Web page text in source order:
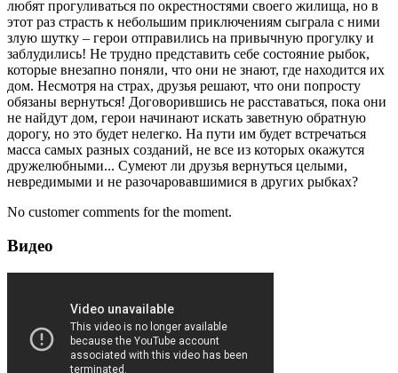
любят прогуливаться по окрестностями своего жилища, но в
этот раз страсть к небольшим приключениям сыграла с ними
злую шутку – герои отправились на привычную прогулку и
заблудились! Не трудно представить себе состояние рыбок,
которые внезапно поняли, что они не знают, где находится их
дом. Несмотря на страх, друзья решают, что они попросту
обязаны вернуться! Договорившись не расставаться, пока они
не найдут дом, герои начинают искать заветную обратную
дорогу, но это будет нелегко. На пути им будет встречаться
масса самых разных созданий, не все из которых окажутся
дружелюбными... Сумеют ли друзья вернуться целыми,
невредимыми и не разочаровавшимися в других рыбках?
No customer comments for the moment.
Видео